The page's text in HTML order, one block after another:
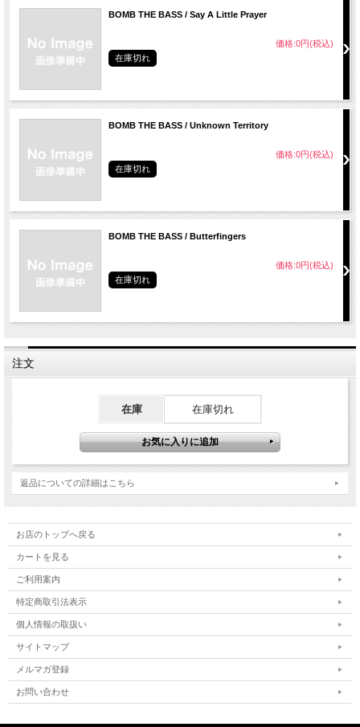
BOMB THE BASS / Say A Little Prayer
価格:0円(税込)
在庫切れ
BOMB THE BASS / Unknown Territory
価格:0円(税込)
在庫切れ
BOMB THE BASS / Butterfingers
価格:0円(税込)
在庫切れ
注文
在庫 在庫切れ
返品についての詳細はこちら
お店のトップへ戻る
カートを見る
ご利用案内
特定商取引法表示
個人情報の取扱い
サイトマップ
メルマガ登録
お問い合わせ